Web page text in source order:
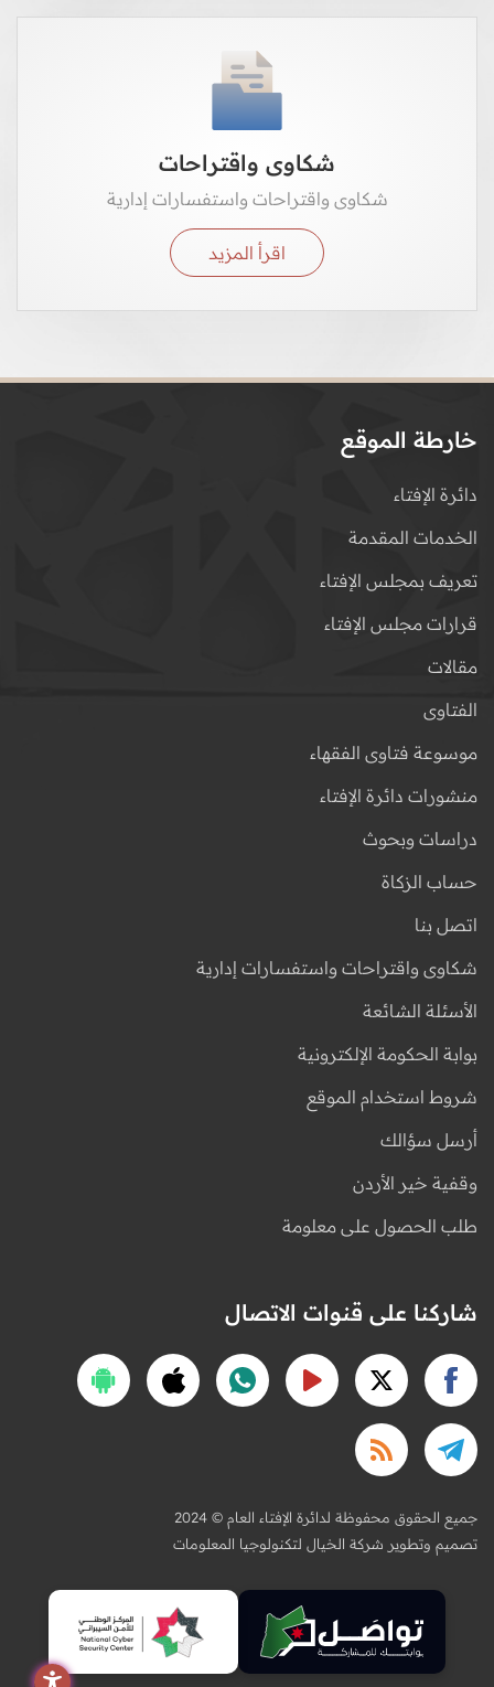
شكاوى واقتراحات
شكاوى واقتراحات واستفسارات إدارية
اقرأ المزيد
خارطة الموقع
دائرة الإفتاء
الخدمات المقدمة
تعريف بمجلس الإفتاء
قرارات مجلس الإفتاء
مقالات
الفتاوى
موسوعة فتاوى الفقهاء
منشورات دائرة الإفتاء
دراسات وبحوث
حساب الزكاة
اتصل بنا
شكاوى واقتراحات واستفسارات إدارية
الأسئلة الشائعة
بوابة الحكومة الإلكترونية
شروط استخدام الموقع
أرسل سؤالك
وقفية خير الأردن
طلب الحصول على معلومة
شاركنا على قنوات الاتصال
2024 © جميع الحقوق محفوظة لدائرة الإفتاء العام
تصميم وتطوير شركة الخيال لتكنولوجيا المعلومات